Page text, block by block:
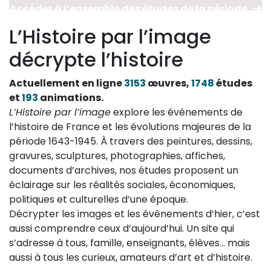
Accéder à l’ensemble des études de la période
L’Histoire par l’image
décrypte l’histoire
Actuellement en ligne3153 œuvres,1748études
et193 animations.
L’Histoire par l’imageexplore les événements de
l’histoire de France et les évolutions majeures de la
période 1643-1945. À travers des peintures, dessins,
gravures, sculptures, photographies, affiches,
documents d’archives, nos études proposent un
éclairage sur les réalités sociales, économiques,
politiques et culturelles d’une époque.
Décrypter les images et les événements d’hier, c’est
aussi comprendre ceux d’aujourd’hui. Un site qui
s’adresse à tous, famille, enseignants, élèves… mais
aussi à tous les curieux, amateurs d’art et d’histoire.